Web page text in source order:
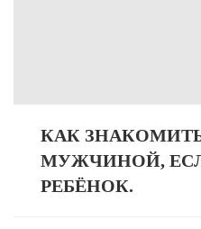
КАК
МУЖЧИНОЙ,
РЕБЁНОК.